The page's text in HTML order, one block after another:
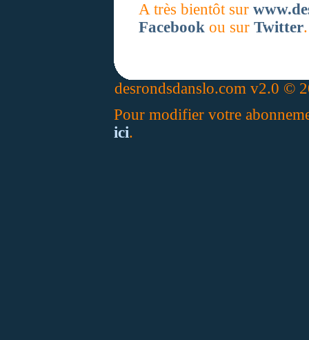
A très bientôt sur
Facebook ou sur Twitter.
desrondsdanslo.com v2.0 ©
Pour modifier votre
ici.